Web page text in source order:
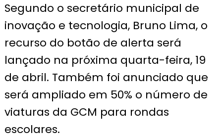
Segundo o secretário municipal de
inovação e tecnologia, Bruno Lima, o
recurso do botão de alerta será
lançado na próxima quarta-feira, 19
de abril. Também foi anunciado que
será ampliado em 50% o número de
viaturas da GCM para rondas
escolares.